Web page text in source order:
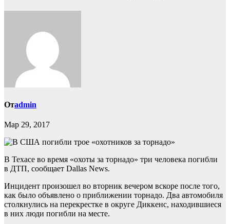
Отadmin
Мар 29, 2017
В Техасе во время «охоты за торнадо» три человека погибли
в ДТП, сообщает Dallas News.
Инцидент произошел во вторник вечером вскоре после того,
как было объявлено о приближении торнадо. Два автомобиля
столкнулись на перекрестке в округе Диккенс, находившиеся
в них люди погибли на месте.